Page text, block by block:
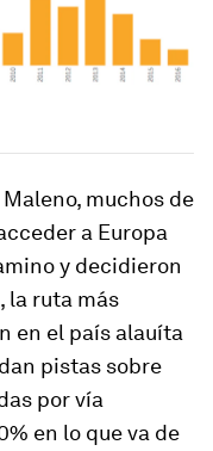
muchos de
a Europa
y decidieron
la ruta más
en el país alauíta
pistas sobre
por vía
en lo que va de